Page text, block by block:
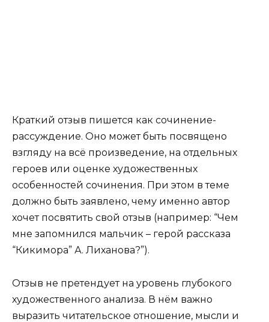
Краткий отзыв пишется как сочинение-
рассуждение. Оно может быть посвящено
взгляду на всё произведение, на отдельных
героев или оценке художественных
особенностей сочинения. При этом в теме
должно быть заявлено, чему именно автор
хочет посвятить свой отзыв (например: “Чем
мне запомнился мальчик – герой рассказа
“Кикимора” А. Лиханова?”).
Отзыв не претендует на уровень глубокого
художественного анализа. В нём важно
выразить читательское отношение, мысли и